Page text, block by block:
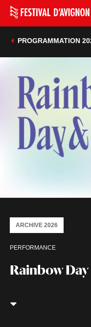
PROGRAMMATION
Rainbow
PERFORMANCE
ARCHIVE 2026